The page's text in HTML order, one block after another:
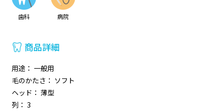
歯科 病院
商品詳細
用途： 一般用
毛のかたさ： ソフト
ヘッド： 薄型
列： 3